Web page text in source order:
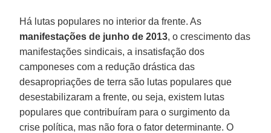
Há lutas populares no interior da frente. As
manifestações de junho de 2013, o crescimento das
manifestações sindicais, a insatisfação dos
camponeses com a redução drástica das
desapropriações de terra são lutas populares que
desestabilizaram a frente, ou seja, existem lutas
populares que contribuíram para o surgimento da
crise política, mas não fora o fator determinante. O